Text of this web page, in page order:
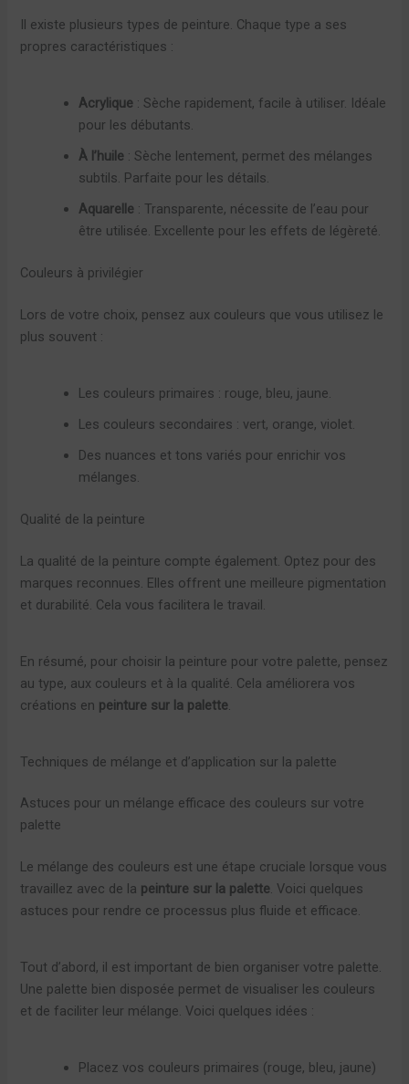
Il existe plusieurs types de peinture. Chaque type a ses
propres caractéristiques :
Acrylique : Sèche rapidement, facile à utiliser. Idéale
pour les débutants.
À l’huile : Sèche lentement, permet des mélanges
subtils. Parfaite pour les détails.
Aquarelle : Transparente, nécessite de l’eau pour
être utilisée. Excellente pour les effets de légèreté.
Couleurs à privilégier
Lors de votre choix, pensez aux couleurs que vous utilisez le
plus souvent :
Les couleurs primaires : rouge, bleu, jaune.
Les couleurs secondaires : vert, orange, violet.
Des nuances et tons variés pour enrichir vos
mélanges.
Qualité de la peinture
La qualité de la peinture compte également. Optez pour des
marques reconnues. Elles offrent une meilleure pigmentation
et durabilité. Cela vous facilitera le travail.
En résumé, pour choisir la peinture pour votre palette, pensez
au type, aux couleurs et à la qualité. Cela améliorera vos
créations en peinture sur la palette.
Techniques de mélange et d’application sur la palette
Astuces pour un mélange efficace des couleurs sur votre
palette
Le mélange des couleurs est une étape cruciale lorsque vous
travaillez avec de la peinture sur la palette. Voici quelques
astuces pour rendre ce processus plus fluide et efficace.
Tout d’abord, il est important de bien organiser votre palette.
Une palette bien disposée permet de visualiser les couleurs
et de faciliter leur mélange. Voici quelques idées :
Placez vos couleurs primaires (rouge, bleu, jaune)